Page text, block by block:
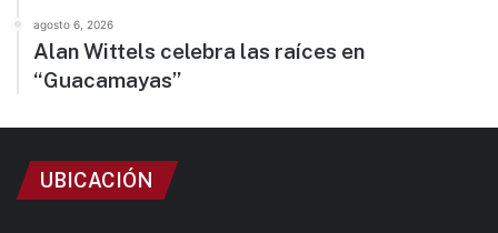
agosto 6, 2026
Alan Wittels celebra las raíces en
“Guacamayas”
UBICACIÓN